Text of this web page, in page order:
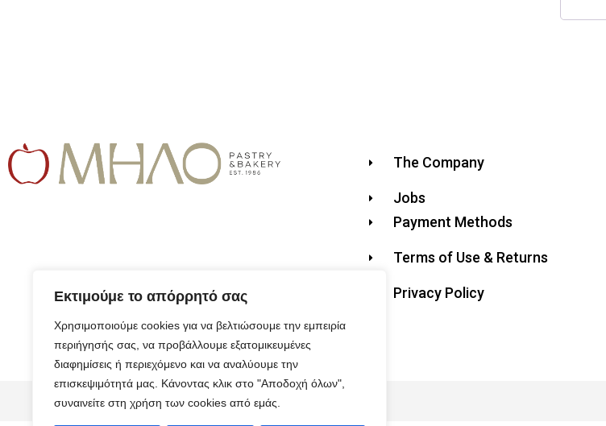
Εκτιμούμε το απόρρητό σας
Χρησιμοποιούμε cookies για να βελτιώσουμε την εμπειρία
περιήγησής σας, να προβάλλουμε εξατομικευμένες
διαφημίσεις ή περιεχόμενο και να αναλύουμε την
επισκεψιμότητά μας. Κάνοντας κλικ στο "Αποδοχή όλων",
συναινείτε στη χρήση των cookies από εμάς.
The Company
Jobs
Payment Methods
Terms of Use & Returns
Privacy Policy
© 2026 ALL RIGHTS RESERVED​